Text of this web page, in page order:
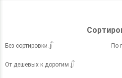
Без сортировки По
От дешевых к дорогим